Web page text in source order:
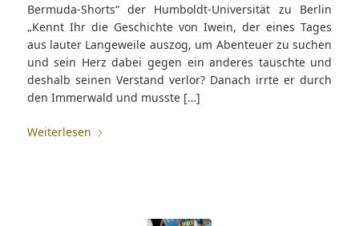
Bermuda-Shorts“ der Humboldt-Universität zu Berlin
„Kennt Ihr die Geschichte von Iwein, der eines Tages
aus lauter Langeweile auszog, um Abenteuer zu suchen
und sein Herz dabei gegen ein anderes tauschte und
deshalb seinen Verstand verlor? Danach irrte er durch
den Immerwald und musste […]
Weiterlesen